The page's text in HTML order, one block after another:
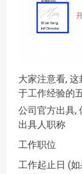
大家注意看,
于工作经验的
公司官方出具,
出具人职称
工作职位
工作起止日 (